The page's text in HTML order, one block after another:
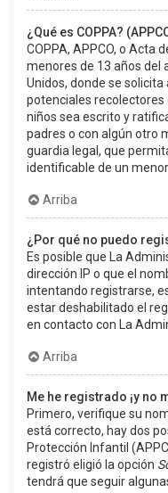
¿Qué es COPPA?
COPPA, APPCO, o Acta
menores de 13 años del
Unidos, donde se
potenciales
niños sea escrito y
padres o con algún otro
guardia legal, que
identificable de un menor
Arriba
¿Por qué no puedo
Es posible que La
dirección IP o que el
intentando registrarse,
estar deshabilitado el
en contacto con La
Arriba
Me he registrado ¡y no
Primero, verifique su
está correcto, hay dos
Protección Infantil
registró eligió la opción
tendrá que seguir